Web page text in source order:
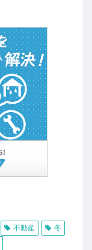
不動産
冬